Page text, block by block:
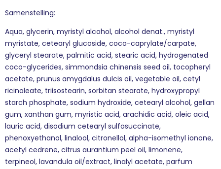
Samenstelling:
Aqua, glycerin, myristyl alcohol, alcohol denat., myristyl
myristate, cetearyl glucoside, coco-caprylate/carpate,
glyceryl stearate, palmitic acid, stearic acid, hydrogenated
coco-glycerides, simmondsia chinensis seed oil, tocopheryl
acetate, prunus amygdalus dulcis oil, vegetable oil, cetyl
ricinoleate, triisostearin, sorbitan stearate, hydroxypropyl
starch phosphate, sodium hydroxide, cetearyl alcohol, gellan
gum, xanthan gum, myristic acid, arachidic acid, oleic acid,
lauric acid, disodium cetearyl sulfosuccinate,
phenoxyethanol, linalool, citronellol, alpha-isomethyl ionone,
acetyl cedrene, citrus aurantium peel oil, limonene,
terpineol, lavandula oil/extract, linalyl acetate, parfum